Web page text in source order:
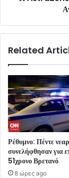
Related
Ρέθυμνο: Πέντε
συνελήφθησαν για
51χρονο Βρετανό
8 ώρες ago